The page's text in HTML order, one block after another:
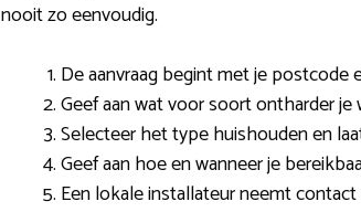
nooit zo eenvoudig.
De aanvraag begint met je postcode
Geef aan wat voor soort ontharder je
Selecteer het type huishouden en
Geef aan hoe en wanneer je
Een lokale installateur neemt